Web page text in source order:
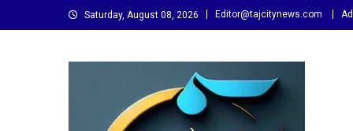
to
Saturday, August 08, 2026 Editor@tajcitynews.com